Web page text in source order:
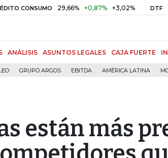
29,66% +0,87% +3,02% DTF 10,34%
ANÁLISIS ASUNTOS LEGALES CAJA FUERTE
GRUPO ARGOS EBITDA AMÉRICA LATINA
están más